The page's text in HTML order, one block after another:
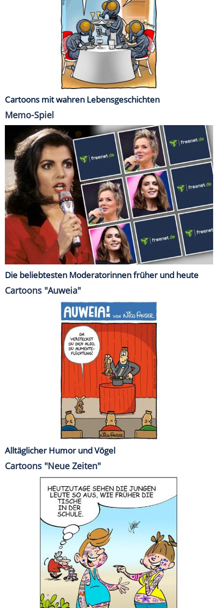
Cartoons mit wahren Lebensgeschichten
Memo-Spiel
Die beliebtesten Moderatorinnen früher und heute
Cartoons "Auweia"
Alltäglicher Humor und Vögel
Cartoons "Neue Zeiten"